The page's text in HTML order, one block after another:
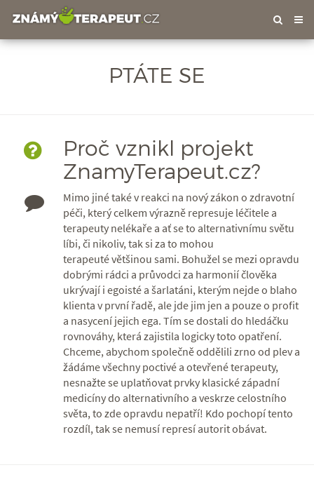
PTÁTE SE
Proč vznikl projekt
ZnamyTerapeut.cz?
Mimo jiné také v reakci na nový zákon o zdravotní
péči, který celkem výrazně represuje léčitele a
terapeuty nelékaře a ať se to alternativnímu světu
líbi, či nikoliv, tak si za to mohou
terapeuté většinou sami. Bohužel se mezi opravdu
dobrými rádci a průvodci za harmonií člověka
ukrývají i egoisté a šarlatáni, kterým nejde o blaho
klienta v první řadě, ale jde jim jen a pouze o profit
a nasycení jejich ega. Tím se dostali do hledáčku
rovnováhy, která zajistila logicky toto opatření.
Chceme, abychom společně oddělili zrno od plev a
žádáme všechny poctivé a otevřené terapeuty,
nesnažte se uplatňovat prvky klasické západní
medicíny do alternativního a veskrze celostního
světa, to zde opravdu nepatří! Kdo pochopí tento
rozdíl, tak se nemusí represí autorit obávat.